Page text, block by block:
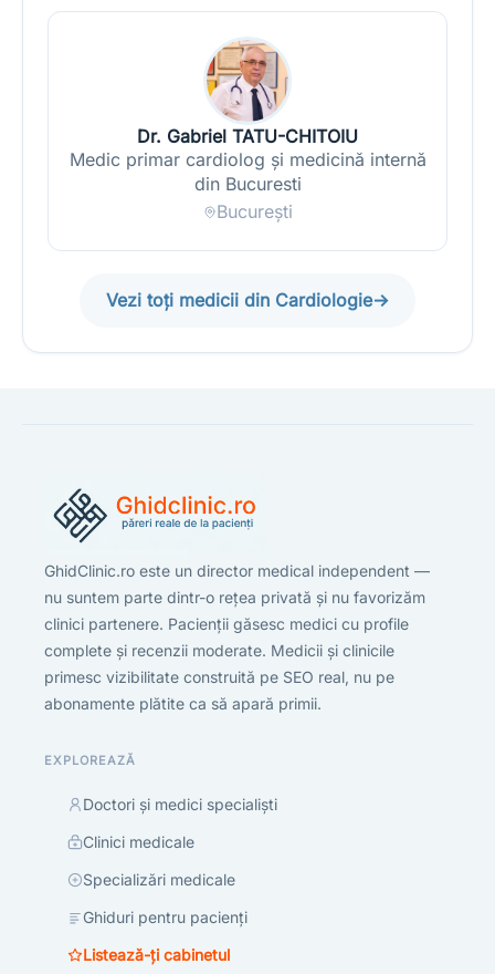
Dr. Gabriel TATU-CHITOIU
Medic primar cardiolog și medicină internă
din Bucuresti
București
Vezi toți medicii din Cardiologie→
GhidClinic.ro este un director medical independent —
nu suntem parte dintr-o rețea privată și nu favorizăm
clinici partenere. Pacienții găsesc medici cu profile
complete și recenzii moderate. Medicii și clinicile
primesc vizibilitate construită pe SEO real, nu pe
abonamente plătite ca să apară primii.
EXPLOREAZĂ
Doctori și medici specialiști
Clinici medicale
Specializări medicale
Ghiduri pentru pacienți
Listează-ți cabinetul